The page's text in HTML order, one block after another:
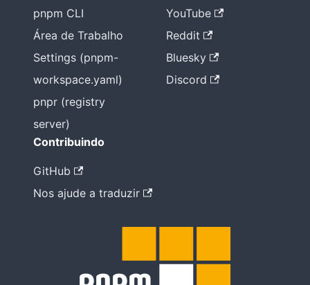
pnpm CLI
Área de Trabalho
Settings (pnpm-
workspace.yaml)
pnpr (registry
server)
YouTube
Reddit
Bluesky
Discord
Contribuindo
GitHub
Nos ajude a traduzir